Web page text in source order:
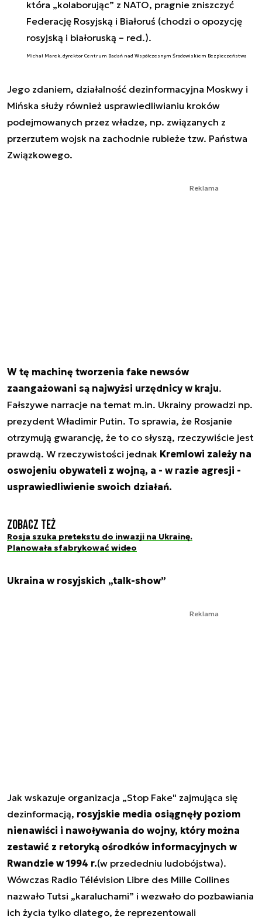
która „kolaborując” z NATO, pragnie zniszczyć
Federację Rosyjską i Białoruś (chodzi o opozycję
rosyjską i białoruską – red.).
Michał Marek, dyrektor Centrum Badań nad Współczesnym Środowiskiem Bezpieczeństwa
Jego zdaniem, działalność dezinformacyjna Moskwy i
Mińska służy również usprawiedliwianiu kroków
podejmowanych przez władze, np. związanych z
przerzutem wojsk na zachodnie rubieże tzw. Państwa
Związkowego.
Reklama
W tę machinę tworzenia fake newsów
zaangażowani są najwyżsi urzędnicy w kraju.
Fałszywe narracje na temat m.in. Ukrainy prowadzi np.
prezydent Władimir Putin. To sprawia, że Rosjanie
otrzymują gwarancję, że to co słyszą, rzeczywiście jest
prawdą. W rzeczywistości jednak Kremlowi zależy na
oswojeniu obywateli z wojną, a - w razie agresji -
usprawiedliwienie swoich działań.
Zobacz też
Rosja szuka pretekstu do inwazji na Ukrainę.
Planowała sfabrykować wideo
Ukraina w rosyjskich „talk-show”
Reklama
Jak wskazuje organizacja „Stop Fake" zajmująca się
dezinformacją, rosyjskie media osiągnęły poziom
nienawiści i nawoływania do wojny, który można
zestawić z retoryką ośrodków informacyjnych w
Rwandzie w 1994 r.(w przededniu ludobójstwa).
Wówczas Radio Télévision Libre des Mille Collines
nazwało Tutsi „karaluchami” i wezwało do pozbawiania
ich życia tylko dlatego, że reprezentowali